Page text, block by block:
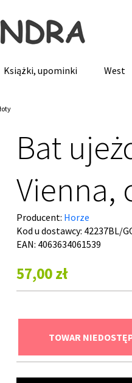
Książki, upominki West
Bat
Vienna,
Producent: Horze
Kod u dostawcy: 42237BL/
EAN: 4063634061539
57,00 zł
TOWAR